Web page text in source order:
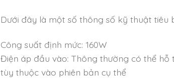
Dưới đây là một số thông số kỹ thuật tiêu
Công suất định mức: 160W
Điện áp đầu vào: Thông thường có thể hỗ
tùy thuộc vào phiên bản cụ thể